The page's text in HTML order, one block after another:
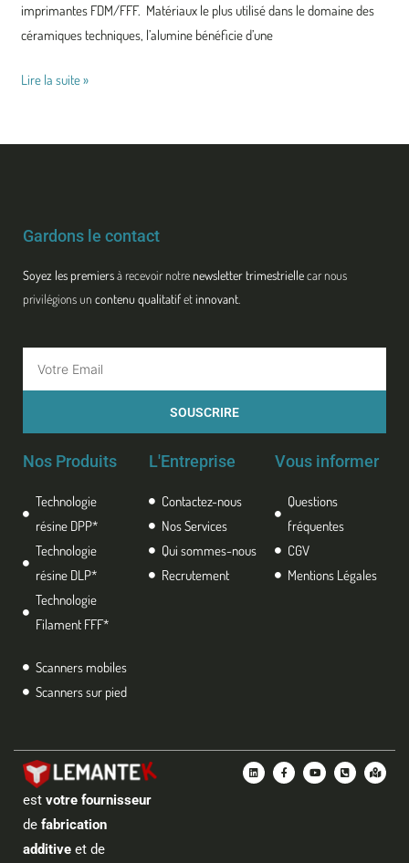
imprimantes FDM/FFF. Matériaux le plus utilisé dans le domaine des
céramiques techniques, l’alumine bénéficie d’une
Lire la suite »
Gardons le contact
Soyez les premiersà recevoir notrenewsletter trimestriellecar nous
privilégions un contenu qualitatifetinnovant
SOUSCRIRE
Nos Produits
Technologie
résine DPP*
Technologie
résine DLP*
Technologie
Filament FFF*
Scanners mobiles
Scanners sur pied
L'Entreprise
Contactez-nous
Nos Services
Qui sommes-nous
Recrutement
Vous informer
Questions
fréquentes
CGV
Mentions Légales
est votre fournisseur
de fabrication
additive et de
L
i
n
F
a
c
Y
o
u
P
h
o
M
a
p